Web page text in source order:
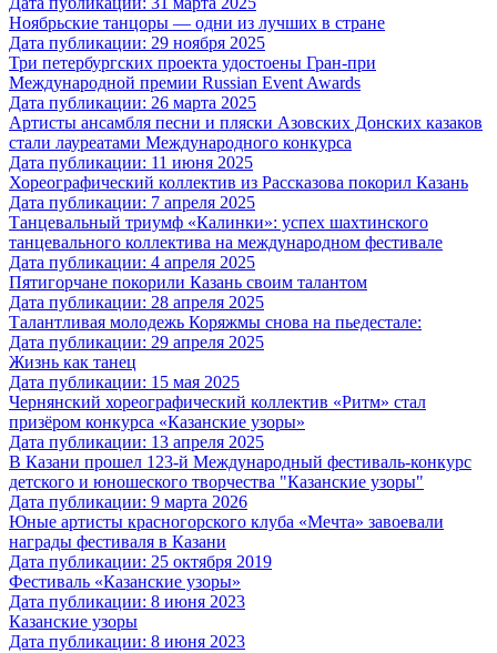
Ноябрьские танцоры — одни из лучших в стране
Дата публикации: 29 ноября 2025
Три петербургских проекта удостоены Гран-при
Международной премии Russian Event Awards
Дата публикации: 26 марта 2025
Артисты ансамбля песни и пляски Азовских Донских казаков
стали лауреатами Международного конкурса
Дата публикации: 11 июня 2025
Хореографический коллектив из Рассказова покорил Казань
Дата публикации: 7 апреля 2025
Танцевальный триумф «Калинки»: успех шахтинского
танцевального коллектива на международном фестивале
Дата публикации: 4 апреля 2025
Пятигорчане покорили Казань своим талантом
Дата публикации: 28 апреля 2025
Талантливая молодежь Коряжмы снова на пьедестале:
Дата публикации: 29 апреля 2025
Жизнь как танец
Дата публикации: 15 мая 2025
Чернянский хореографический коллектив «Ритм» стал
призёром конкурса «Казанские узоры»
Дата публикации: 13 апреля 2025
В Казани прошел 123-й Международный фестиваль-конкурс
детского и юношеского творчества "Казанские узоры"
Дата публикации: 9 марта 2026
Юные артисты красногорского клуба «Мечта» завоевали
награды фестиваля в Казани
Дата публикации: 25 октября 2019
Фестиваль «Казанские узоры»
Дата публикации: 8 июня 2023
Казанские узоры
Дата публикации: 8 июня 2023